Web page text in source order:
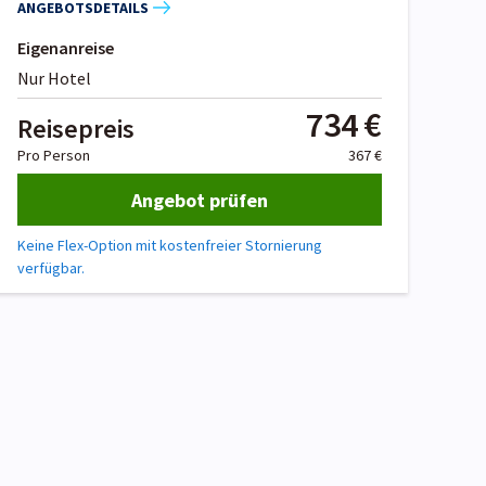
ANGEBOTSDETAILS
Eigenanreise
Nur Hotel
Reisepreis 734 €
Pro Person 367 €
Angebot prüfen
Keine Flex-Option mit kostenfreier Stornierung
verfügbar.